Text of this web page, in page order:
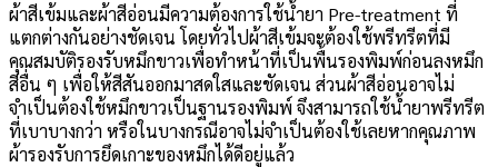
ผ้าสีเข้มและผ้าสีอ่อนมีความต้องการใช้น้ำยา Pre-treatment ที่
แตกต่างกันอย่างชัดเจน โดยทั่วไปผ้าสีเข้มจะต้องใช้พรีทรีตที่มี
คุณสมบัติรองรับหมึกขาวเพื่อทำหน้าที่เป็นพื้นรองพิมพ์ก่อนลงหมึก
สีอื่น ๆ เพื่อให้สีสันออกมาสดใสและชัดเจน ส่วนผ้าสีอ่อนอาจไม่
จำเป็นต้องใช้หมึกขาวเป็นฐานรองพิมพ์ จึงสามารถใช้น้ำยาพรีทรีต
ที่เบาบางกว่า หรือในบางกรณีอาจไม่จำเป็นต้องใช้เลยหากคุณภาพ
ผ้ารองรับการยึดเกาะของหมึกได้ดีอยู่แล้ว